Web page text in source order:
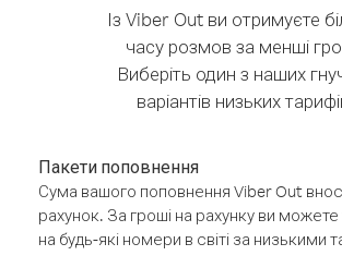
Із Viber Out ви отримуєте
часу розмов за менші
Виберіть один з наших
варіантів низьких
Пакети поповнення
Сума вашого поповнення Viber Out
рахунок. За гроші на рахунку ви
на будь-які номери в світі за низькими